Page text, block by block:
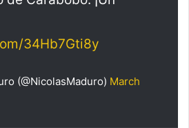
34Hb7Gti8y
(@NicolasMaduro) March